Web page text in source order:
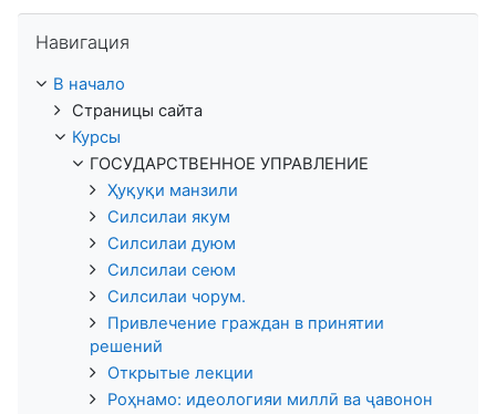
Навигация
В начало
Страницы сайта
Курсы
ГОСУДАРСТВЕННОЕ УПРАВЛЕНИЕ
Ҳуқуқи манзили
Силсилаи якум
Силсилаи дуюм
Силсилаи сеюм
Силсилаи чорум.
Привлечение граждан в принятии
решений
Открытые лекции
Роҳнамо: идеологияи миллӣ ва ҷавонон